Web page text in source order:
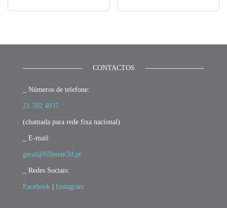
CONTACTOS
_ Números de telefone:
21 592 4037
(chamada para rede fixa nacional)
_ E-mail:
geral@fillment3d.pt
_ Redes Sociais:
Facebook Instagram